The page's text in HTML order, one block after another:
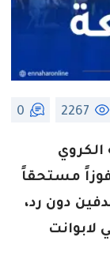
2267
0
الكروي
مستحقاً
دون رد،
لابوانت